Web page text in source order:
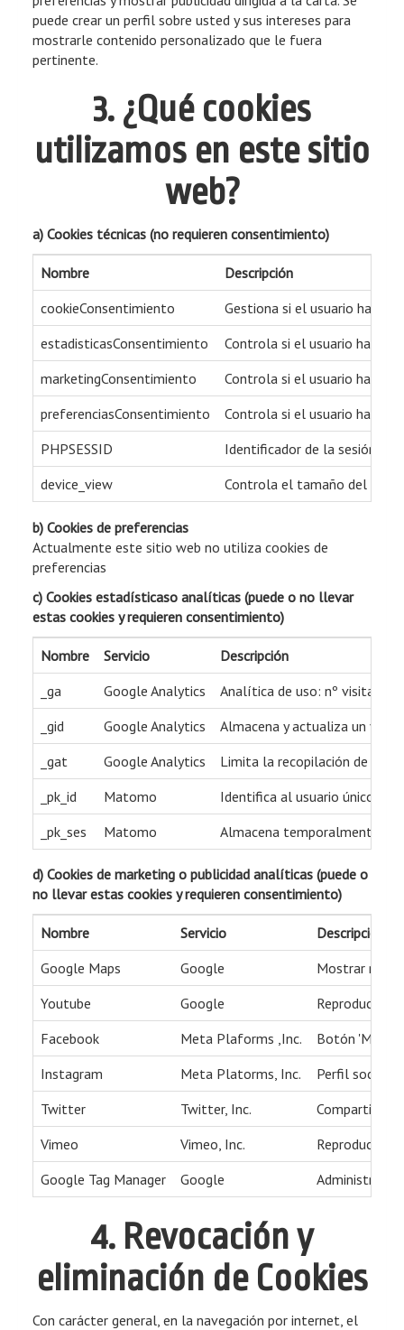
puede crear un perfil sobre usted y sus intereses para
mostrarle contenido personalizado que le fuera
pertinente.
3. ¿Qué cookies
utilizamos en este sitio
web?
a) Cookies técnicas (no requieren consentimiento)
Nombre
Descripción
cookieConsentimiento
Gestiona si el usuario ha
estadisticasConsentimiento
Controla si el usuario ha
marketingConsentimiento
Controla si el usuario ha
preferenciasConsentimiento
Controla si el usuario ha
PHPSESSID
Identificador de la sesión
device_view
Controla el tamaño del
b) Cookies de preferencias
Actualmente este sitio web no utiliza cookies de
preferencias
c) Cookies estadísticaso analíticas (puede o no llevar
estas cookies y requieren consentimiento)
Nombre Servicio
Descripción
_ga
Google Analytics
Analítica de uso: nº
_gid
Google Analytics
Almacena y actualiza un
_gat
Google Analytics
Limita la recopilación de
_pk_id
Matomo
Identifica al usuario único (se
_pk_ses
Matomo Almacena temporalmente
d) Cookies de marketing o publicidad analíticas (puede o
no llevar estas cookies y requieren consentimiento)
Nombre Servicio
Descripción
Google Maps
Google
Mostrar
Youtube
Google
Facebook
Meta Plaforms ,Inc.
Botón 'Me
Instagram
Meta Platorms, Inc.
Perfil social
Twitter
Twitter, Inc.
Compartir
Vimeo
Vimeo, Inc.
Reproducción
Google Tag Manager
Google Administra
4. Revocación y
eliminación de Cookies
Con carácter general, en la navegación por internet, el